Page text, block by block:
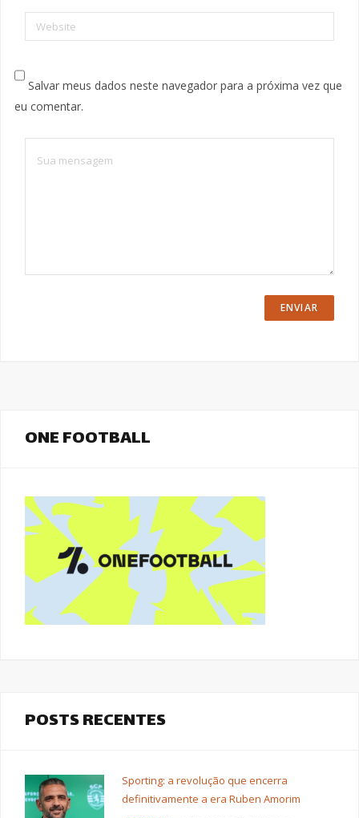
Website
Salvar meus dados neste navegador para a próxima vez que
eu comentar.
ONE FOOTBALL
POSTS RECENTES
Sporting: a revolução que encerra
definitivamente a era Ruben Amorim